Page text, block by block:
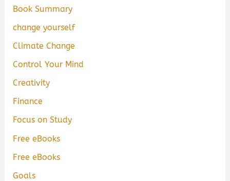
Book Summary
change yourself
Climate Change
Control Your Mind
Creativity
Finance
Focus on Study
Free eBooks
Free eBooks
Goals